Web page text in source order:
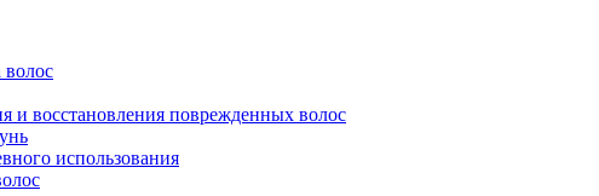
и восстановления поврежденных волос
использования